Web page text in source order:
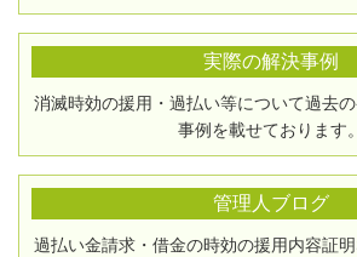
実際の解決事例
消滅時効の援用・過払い等について過去
事例を載せております。
管理人ブログ
過払い金請求・借金の時効の援用内容証